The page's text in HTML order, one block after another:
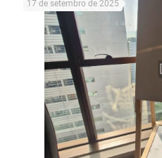
17 de setembro de 2025